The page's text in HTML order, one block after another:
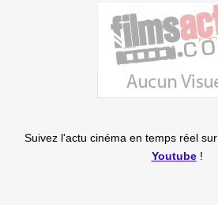
Suivez l'actu cinéma en temps réel sur
Youtube!